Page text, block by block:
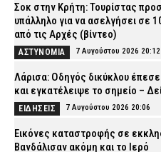
Σοκ στην Κρήτη: Τουρίστας
υπάλληλο για να ασελγήσει σε
από τις Αρχές (βίντεο)
ΑΣΤΥΝΟΜΙΑ 7 Αυγούστου 2026 20:12
Λάρισα: Οδηγός δικύκλου
και εγκατέλειψε το σημείο –
ΕΙΔΗΣΕΙΣ 7 Αυγούστου 2026 20:06
Εικόνες καταστροφής σε
Βανδάλισαν ακόμη και το Ιερό